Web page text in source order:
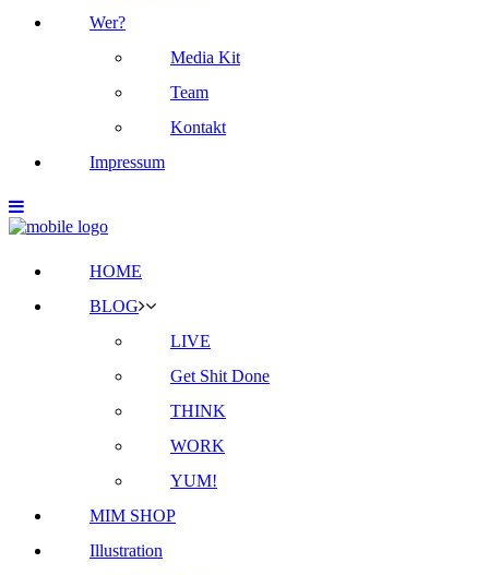
Wer?
Media Kit
Team
Kontakt
Impressum
HOME
BLOG
LIVE
Get Shit Done
THINK
WORK
YUM!
MIM SHOP
Illustration